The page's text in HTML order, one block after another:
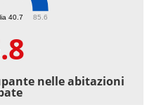
40.7 85.6
nelle abitazioni